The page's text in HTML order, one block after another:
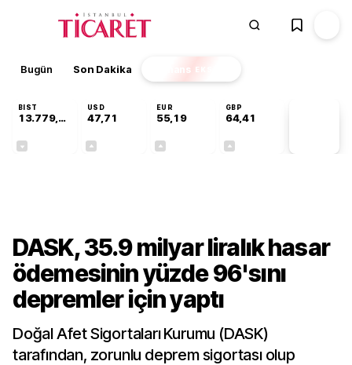
Bugün Son Dakika Finans EKSTRA
BIST
13.779,39
USD
47,71
EUR
55,19
GBP
64,41
DASK, 35.9 milyar liralık hasar
ödemesinin yüzde 96'sını
depremler için yaptı
Doğal Afet Sigortaları Kurumu (DASK)
tarafından, zorunlu deprem sigortası olup